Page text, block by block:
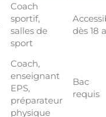
Coach
sportif,
salles de
sport
dès 18
Coach,
enseignant
EPS,
préparateur
physique
Bac
requis